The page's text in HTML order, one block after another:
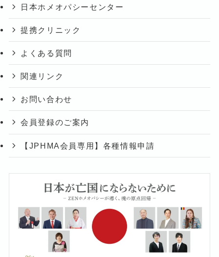
日本ホメオパシーセンター
提携クリニック
よくある質問
関連リンク
お問い合わせ
会員登録のご案内
【JPHMA会員専用】各種情報申請